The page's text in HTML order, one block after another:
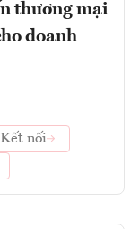
thương mại
doanh
Kết nối